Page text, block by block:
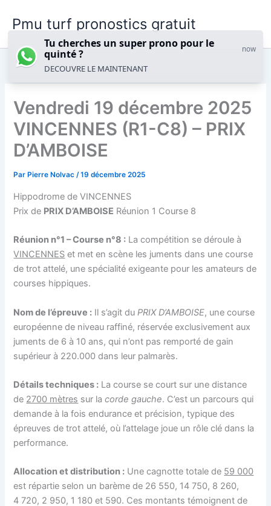
Pmu turf pronostics gratuit
Vendredi 19 décembre 2025
VINCENNES (R1-C8) – PRIX
D’AMBOISE
Par Pierre Nolvac/19 décembre 2025
Hippodrome de VINCENNES
Prix de PRIX D’AMBOISE Réunion 1 Course 8
Réunion n°1 – Course n°8 : La compétition se déroule à
VINCENNES et met en scène les juments dans une course
de trot attelé, une spécialité exigeante pour les amateurs de
courses hippiques.
Nom de l’épreuve : Il s’agit du PRIX D’AMBOISE, une course
européenne de niveau raffiné, réservée exclusivement aux
juments de 6 à 10 ans, qui n’ont pas remporté de gain
supérieur à 220.000 dans leur palmarès.
Détails techniques : La course se court sur une distance
de 2700 mètres sur lacorde gauche. C’est un parcours qui
demande à la fois endurance et précision, typique des
épreuves de trot attelé, où l’attelage joue un rôle clé dans la
performance.
Allocation et distribution : Une cagnotte totale de 59 000
est répartie selon un barème de 26 550, 14 750, 8 260,
4 720, 2 950, 1 180 et 590. Ces montants témoignent de
Tu cherches un super prono pour le
quinté ?
now
DECOUVRE LE MAINTENANT